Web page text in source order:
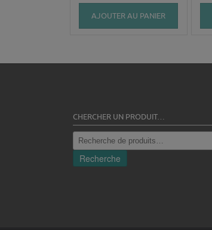
AJOUTER AU PANIER
CHERCHER UN PRODUIT…
Recherche
pour :
Recherche